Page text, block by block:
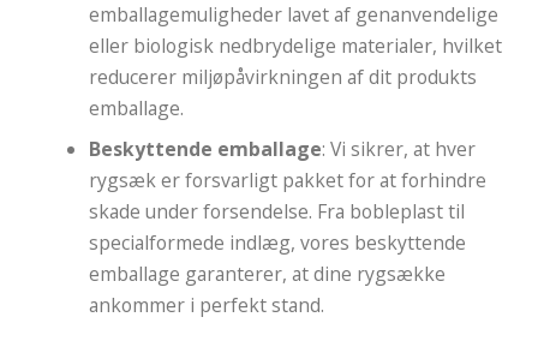
emballagemuligheder lavet af genanvendelige
eller biologisk nedbrydelige materialer, hvilket
reducerer miljøpåvirkningen af ​​dit produkts
emballage.
Beskyttende emballage: Vi sikrer, at hver
rygsæk er forsvarligt pakket for at forhindre
skade under forsendelse. Fra bobleplast til
specialformede indlæg, vores beskyttende
emballage garanterer, at dine rygsække
ankommer i perfekt stand.